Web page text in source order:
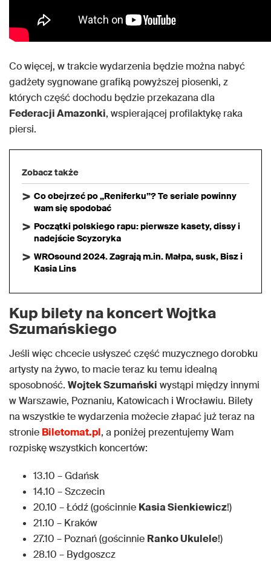
Co więcej, w trakcie wydarzenia będzie można nabyć
gadżety sygnowane grafiką powyższej piosenki, z
których część dochodu będzie przekazana dla
Federacji Amazonki, wspierającej profilaktykę raka
piersi.
Zobacz także
Co obejrzeć po „Reniferku”? Te seriale powinny
wam się spodobać
Początki polskiego rapu: pierwsze kasety, dissy i
nadejście Scyzoryka
WROsound 2024. Zagrają m.in. Małpa, susk, Bisz i
Kasia Lins
Kup bilety na koncert Wojtka
Szumańskiego
Jeśli więc chcecie usłyszeć część muzycznego dorobku
artysty na żywo, to macie teraz ku temu idealną
sposobność. Wojtek Szumański wystąpi między innymi
w Warszawie, Poznaniu, Katowicach i Wrocławiu. Bilety
na wszystkie te wydarzenia możecie złapać już teraz na
stronie Biletomat.pl, a poniżej prezentujemy Wam
rozpiskę wszystkich koncertów:
13.10 – Gdańsk
14.10 – Szczecin
20.10 – Łódź (gościnnie Kasia Sienkiewicz!)
21.10 – Kraków
27.10 – Poznań (gościnnie Ranko Ukulele!)
28.10 – Bydgoszcz